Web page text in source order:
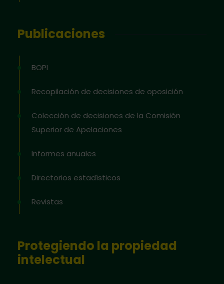
Publicaciones
BOPI
Recopilación de decisiones de oposición
Colección de decisiones de la Comisión
Superior de Apelaciones
Informes anuales
Directorios estadísticos
Revistas
Protegiendo la propiedad
intelectual